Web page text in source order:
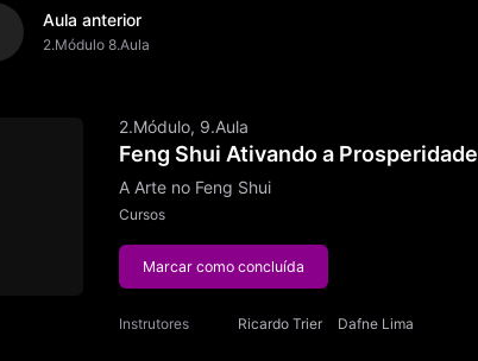
Aula anterior
2.Módulo 8.Aula
2.Módulo, 9.Aula
Feng Shui Ativando a Prosperidade
A Arte no Feng Shui
Cursos
Marcar como concluída
Instrutores Ricardo Trier Dafne Lima